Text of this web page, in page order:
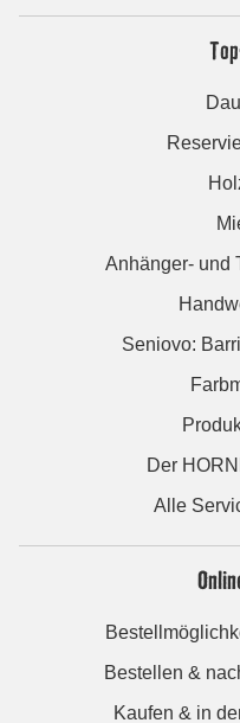
Anhänger- und
Seniovo:
Der
Alle
Bestellen &
Kaufen & in